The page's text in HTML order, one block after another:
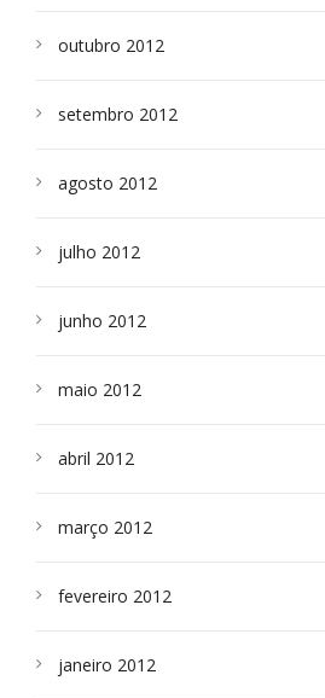
outubro 2012
setembro 2012
agosto 2012
julho 2012
junho 2012
maio 2012
abril 2012
março 2012
fevereiro 2012
janeiro 2012